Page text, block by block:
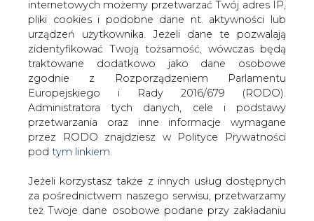
WŁĄCZ CIRE.TV
traktowane dodatkowo jako dane osobowe
zgodnie z Rozporządzeniem Parlamentu
Europejskiego i Rady 2016/679 (RODO).
Administratora tych danych, cele i podstawy
przetwarzania oraz inne informacje wymagane
przez RODO znajdziesz w Polityce Prywatności
podtym linkiem.
Jeżeli korzystasz także z innych usług dostępnych
za pośrednictwem naszego serwisu, przetwarzamy
też Twoje dane osobowe podane przy zakładaniu
dane, które podajesz, pozostawiasz lub do których
możemy uzyskać dostęp w ramach korzystania z
Usług.
Strona główna /
SERWIS INFORMACYJNY CIRE
/ Ceny ropy w Nowym Jorku rosną po trzech
sesjach zniżek
2012-10-09 00:00
drukuj
skomentuj